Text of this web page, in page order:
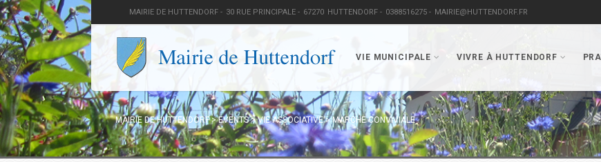
MAIRIE DE HUTTENDORF - 30 RUE PRINCIPALE - 67270 HUTTENDORF - 0388516275 - MAIRIE@HUTTENDORF.FR
VIE MUNICIPALE VIVRE À HUTTENDORF
MAIRIE DE HUTTENDORF>EVENTS>VIE ASSOCIATIVE>MARCHE CONVIVIALE